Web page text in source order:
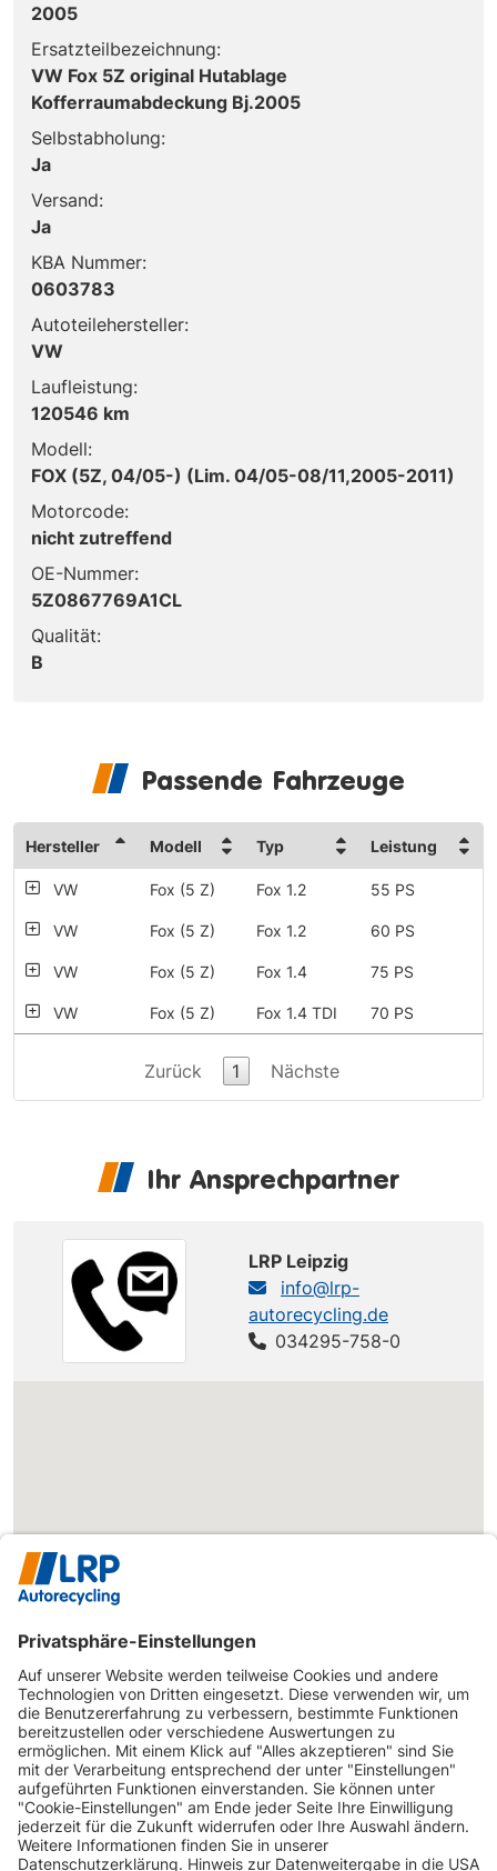
2005
Ersatzteilbezeichnung:
VW Fox 5Z original Hutablage
Kofferraumabdeckung Bj.2005
Selbstabholung:
Ja
Versand:
Ja
KBA Nummer:
0603783
Autoteilehersteller:
VW
Laufleistung:
120546 km
Modell:
FOX (5Z, 04/05-) (Lim. 04/05-08/11,2005-2011)
Motorcode:
nicht zutreffend
OE-Nummer:
5Z0867769A1CL
Qualität:
B
Passende Fahrzeuge
Hersteller Modell Typ Leistung
VW Fox (5 Z) Fox 1.2 55 PS
VW Fox (5 Z) Fox 1.2 60 PS
VW Fox (5 Z) Fox 1.4 75 PS
VW Fox (5 Z) Fox 1.4 TDI 70 PS
Zurück 1 Nächste
Ihr Ansprechpartner
LRP Leipzig
info@lrp-
autorecycling.de
034295-758-0
INFORMATIONEN